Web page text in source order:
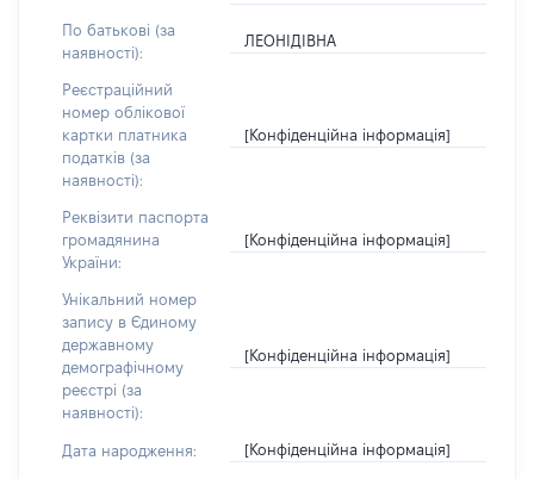
По батькові (за
наявності):
ЛЕОНІДІВНА
Реєстраційний
номер облікової
картки платника
податків (за
наявності):
[Конфіденційна інформація]
Реквізити паспорта
громадянина
України:
[Конфіденційна інформація]
Унікальний номер
запису в Єдиному
державному
демографічному
реєстрі (за
наявності):
[Конфіденційна інформація]
Дата народження: [Конфіденційна інформація]